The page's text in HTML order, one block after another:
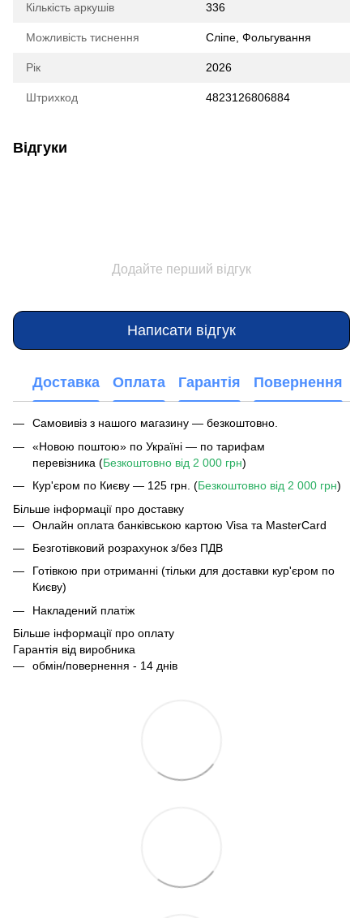
Кількість аркушів 336
Можливість тиснення Сліпе, Фольгування
Рік 2026
Штрихкод 4823126806884
Відгуки
Додайте перший відгук
Написати відгук
Доставка Оплата Гарантія Повернення
Самовивіз з нашого магазину — безкоштовно.
«Новою поштою» по Україні — по тарифам
перевізника (Безкоштовно від 2 000 грн)
Кур'єром по Києву — 125 грн. (Безкоштовно від 2 000 грн)
Більше інформації про доставку
Онлайн оплата банківською картою Visa та MasterCard
Безготівковий розрахунок з/без ПДВ
Готівкою при отриманні (тільки для доставки кур'єром по
Києву)
Накладений платіж
Більше інформації про оплату
Гарантія від виробника
обмін/повернення - 14 днів